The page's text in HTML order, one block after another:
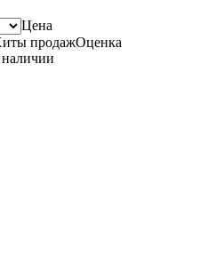
Цена
продажОценка